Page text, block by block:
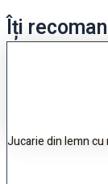
Îți
Jucarie din lemn cu